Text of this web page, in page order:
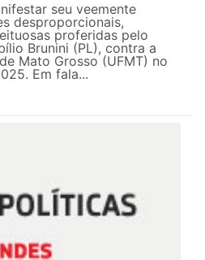
seu veemente
desproporcionais,
proferidas pelo
Brunini (PL), contra a
Mato Grosso (UFMT) no
Em fala...